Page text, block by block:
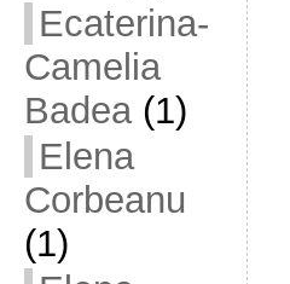
Ecaterina-
Camelia
Badea(1)
Elena
Corbeanu
(1)